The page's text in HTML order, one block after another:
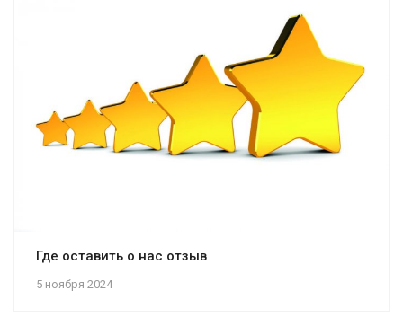
5 ноября 2024
Где оставить о нас отзыв